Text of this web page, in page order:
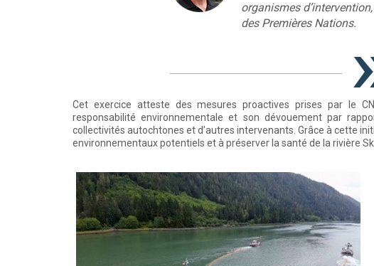
organismes
des Premières Nations.
Cet exercice atteste des mesures proactives prises par le
responsabilité environnementale et son dévouement par
collectivités autochtones et d’autres intervenants. Grâce à cette
environnementaux potentiels et à préserver la santé de la rivière